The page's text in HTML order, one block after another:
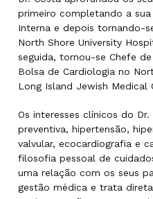
primeiro completando a sua
Interna e depois tornando-
North Shore University
seguida, tornou-se Chefe
Bolsa de Cardiologia no
Long Island Jewish Medical
Os interesses clínicos do
preventiva, hipertensão,
valvular, ecocardiografia e
filosofia pessoal de
uma relação com os seus
gestão médica e trata